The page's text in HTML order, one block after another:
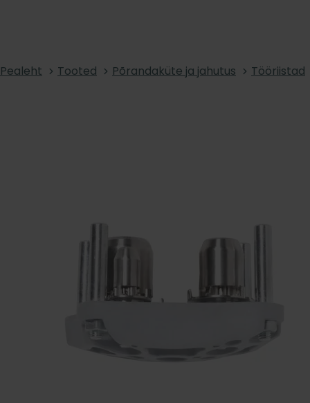
Pealeht Tooted Põrandaküte ja jahutus Tööriistad